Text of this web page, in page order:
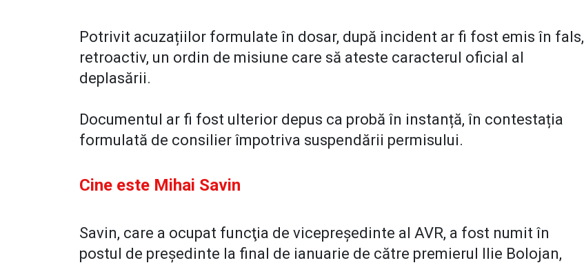
Potrivit acuzațiilor formulate în dosar, după incident ar fi fost emis în fals,
retroactiv, un ordin de misiune care să ateste caracterul oficial al
deplasării.
Documentul ar fi fost ulterior depus ca probă în instanță, în contestația
formulată de consilier împotriva suspendării permisului.
Cine este Mihai Savin
Savin, care a ocupat funcţia de vicepreşedinte al AVR, a fost numit în
postul de preşedinte la final de ianuarie de către premierul Ilie Bolojan,